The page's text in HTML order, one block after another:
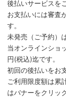
後払いサービスを
お支払いには審査
す。
未発売（ご予約）
当オンラインショ
円(税込)迄です。
初回の後払いをお
ご利用限度額は累
はバナーをクリッ